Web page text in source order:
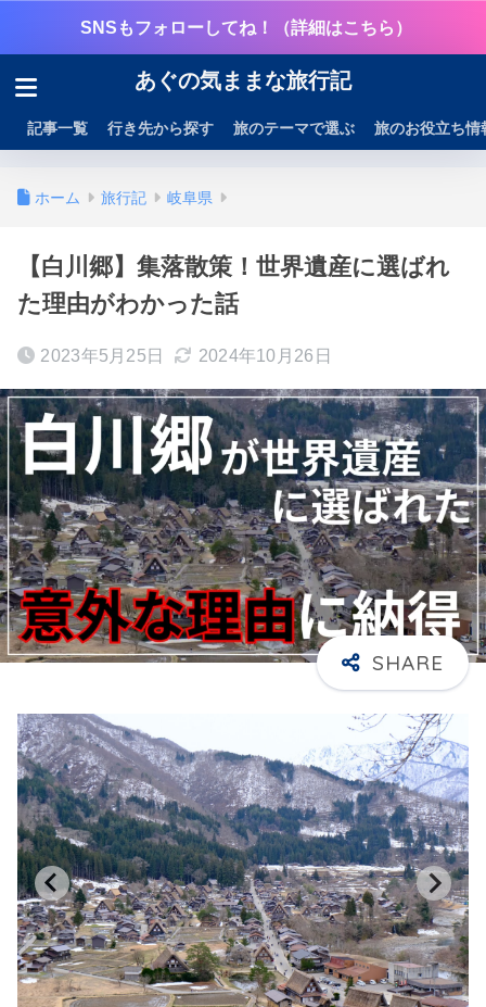
SNSもフォローしてね！（詳細はこちら）
あぐの気ままな旅行記
記事一覧 行き先から探す 旅のテーマで選ぶ 旅のお役立ち情
ホーム 旅行記 岐阜県
【白川郷】集落散策！世界遺産に選ばれ
た理由がわかった話
2023年5月25日 2024年10月26日